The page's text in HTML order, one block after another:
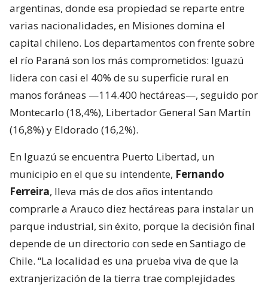
argentinas, donde esa propiedad se reparte entre
varias nacionalidades, en Misiones domina el
capital chileno. Los departamentos con frente sobre
el río Paraná son los más comprometidos: Iguazú
lidera con casi el 40% de su superficie rural en
manos foráneas —114.400 hectáreas—, seguido por
Montecarlo (18,4%), Libertador General San Martín
(16,8%) y Eldorado (16,2%).
En Iguazú se encuentra Puerto Libertad, un
municipio en el que su intendente, Fernando
Ferreira, lleva más de dos años intentando
comprarle a Arauco diez hectáreas para instalar un
parque industrial, sin éxito, porque la decisión final
depende de un directorio con sede en Santiago de
Chile. “La localidad es una prueba viva de que la
extranjerización de la tierra trae complejidades